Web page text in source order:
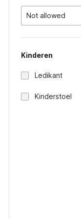
Not allowed
Kinderen
Ledikant
Kinderstoel